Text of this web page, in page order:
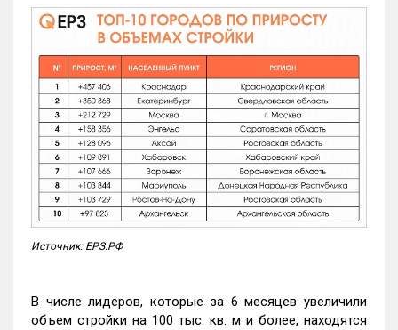
Источник: ЕРЗ.РФ
В числе лидеров, которые за 6 месяцев увеличили
объем стройки на 100 тыс. кв. м и более, находятся